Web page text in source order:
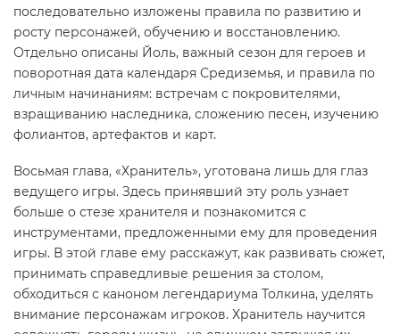
последовательно изложены правила по развитию и
росту персонажей, обучению и восстановлению.
Отдельно описаны Йоль, важный сезон для героев и
поворотная дата календаря Средиземья, и правила по
личным начинаниям: встречам с покровителями,
взращиванию наследника, сложению песен, изучению
фолиантов, артефактов и карт.
Восьмая глава, «Хранитель», уготована лишь для глаз
ведущего игры. Здесь принявший эту роль узнает
больше о стезе хранителя и познакомится с
инструментами, предложенными ему для проведения
игры. В этой главе ему расскажут, как развивать сюжет,
принимать справедливые решения за столом,
обходиться с каноном легендариума Толкина, уделять
внимание персонажам игроков. Хранитель научится